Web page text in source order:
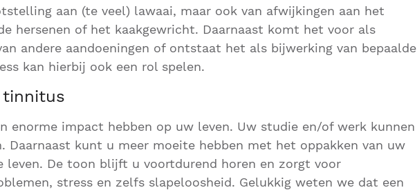
aan (te veel) lawaai, maar ook van afwijkingen aan het
hersenen of het kaakgewricht. Daarnaast komt het voor als
andere aandoeningen of ontstaat het als bijwerking van bepaalde
kan hierbij ook een rol spelen.
tinnitus
enorme impact hebben op uw leven. Uw studie en/of werk kunnen
Daarnaast kunt u meer moeite hebben met het oppakken van uw
leven. De toon blijft u voortdurend horen en zorgt voor
stress en zelfs slapeloosheid. Gelukkig weten we dat een